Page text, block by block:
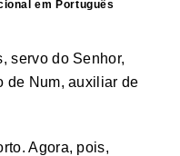
em Português
servo do Senhor,
de Num, auxiliar de
Agora, pois,